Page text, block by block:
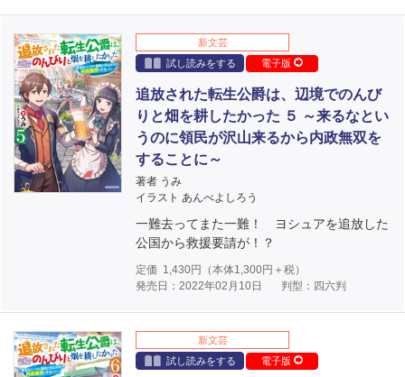
新文芸
試し読みをする
電子版
追放された転生公爵は、辺境でのんび
りと畑を耕したかった ５ ～来るなとい
うのに領民が沢山来るから内政無双を
することに～
著者 うみ
イラスト あんべよしろう
一難去ってまた一難！ ヨシュアを追放した
公国から救援要請が！？
定価 1,430円（本体1,300円＋税）
発売日：2022年02月10日
判型：四六判
新文芸
試し読みをする
電子版